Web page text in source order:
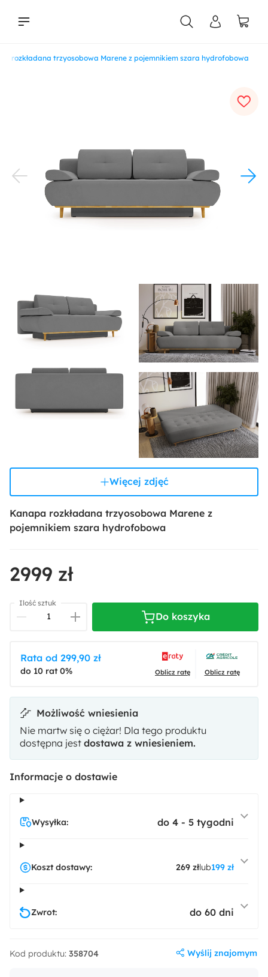
rozkładana trzyosobowa Marene z pojemnikiem szara hydrofobowa
Więcej zdjęć
Kanapa rozkładana trzyosobowa Marene z
pojemnikiem szara hydrofobowa
2999 zł
Ilość sztuk
Do koszyka
Rata od 299,90 zł
do 10 rat 0% Oblicz ratę Oblicz ratę
Możliwość wniesienia
Nie martw się o ciężar! Dla tego produktu
dostępna jest dostawa z wniesieniem.
Informacje o dostawie
Wysyłka: do 4 - 5 tygodni
Koszt dostawy: 269 złlub199 zł
Zwrot: do 60 dni
Kod produktu: 358704 Wyślij znajomym